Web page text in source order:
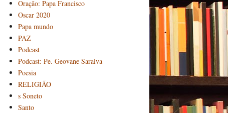
Oração: Papa Francisco
Oscar 2020
Papa mundo
PAZ
Podcast
Podcast: Pe. Geovane Saraiva
Poesia
RELIGIÃO
s Soneto
Santo